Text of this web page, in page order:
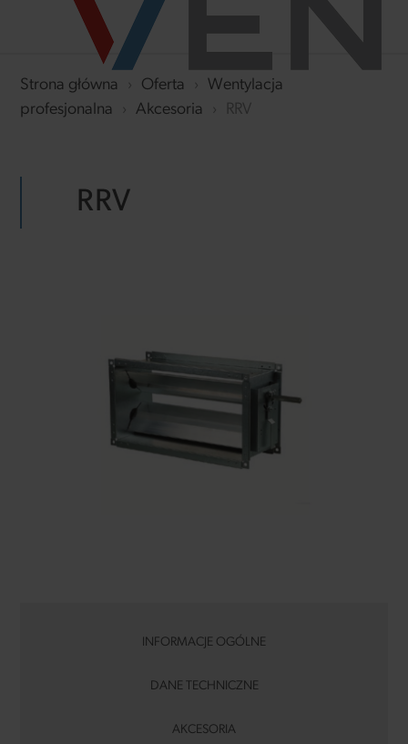
Strona główna › Oferta ›
Wentylacja
profesjonalna
› Akcesoria › RRV
RRV
INFORMACJE OGÓLNE
DANE TECHNICZNE
AKCESORIA